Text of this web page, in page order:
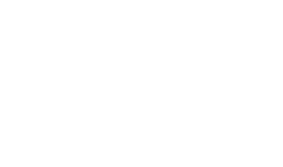
aus dem